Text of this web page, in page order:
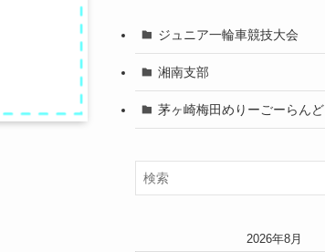
ジュニア一輪車競技大会
湘南支部
茅ヶ崎梅田めりーごーらんど
2026年8月